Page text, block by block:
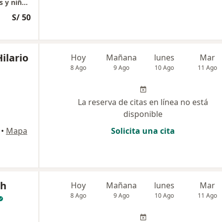
Consulta Externa de Endocrinología (Adultos y niños)
S/ 50
• Mapa
Hoy
8 Ago
Mañana
9 Ago
lunes
10 Ago
Mar
11 Ago
La reserva de citas en línea no está
disponible
Solicita una cita
Hoy
8 Ago
Mañana
9 Ago
lunes
10 Ago
Mar
11 Ago